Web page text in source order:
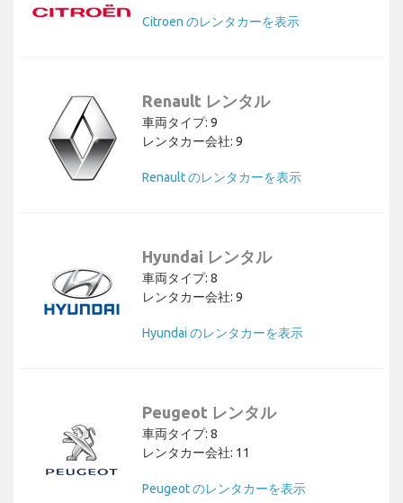
Citroen のレンタカーを表示
Renault レンタル
車両タイプ: 9
レンタカー会社: 9
Renault のレンタカーを表示
Hyundai レンタル
車両タイプ: 8
レンタカー会社: 9
Hyundai のレンタカーを表示
Peugeot レンタル
車両タイプ: 8
レンタカー会社: 11
Peugeot のレンタカーを表示